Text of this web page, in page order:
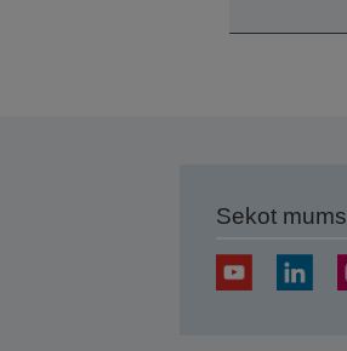
Sekot mums